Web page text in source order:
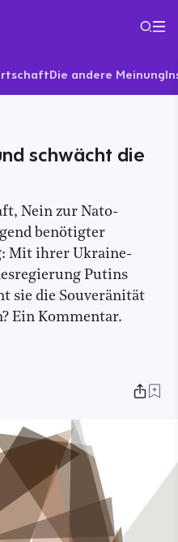
Die andere Meinung
schwächt die
Nein zur Nato-
benötigter
Mit ihrer Ukraine-
Putins
sie die Souveränität
Ein Kommentar.